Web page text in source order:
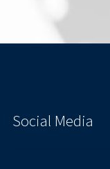
Social Media